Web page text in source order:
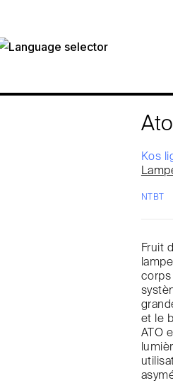
Ato
Kos
NTBT
Fruit
corps
et le
ATO